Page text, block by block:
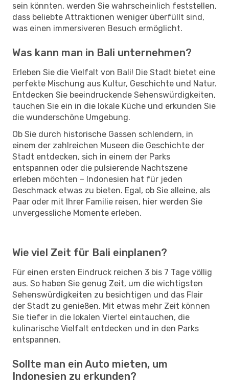
sein könnten, werden Sie wahrscheinlich feststellen,
dass beliebte Attraktionen weniger überfüllt sind,
was einen immersiveren Besuch ermöglicht.
Was kann man in Bali unternehmen?
Erleben Sie die Vielfalt von Bali! Die Stadt bietet eine
perfekte Mischung aus Kultur, Geschichte und Natur.
Entdecken Sie beeindruckende Sehenswürdigkeiten,
tauchen Sie ein in die lokale Küche und erkunden Sie
die wunderschöne Umgebung.
Ob Sie durch historische Gassen schlendern, in
einem der zahlreichen Museen die Geschichte der
Stadt entdecken, sich in einem der Parks
entspannen oder die pulsierende Nachtszene
erleben möchten – Indonesien hat für jeden
Geschmack etwas zu bieten. Egal, ob Sie alleine, als
Paar oder mit Ihrer Familie reisen, hier werden Sie
unvergessliche Momente erleben.
Wie viel Zeit für Bali einplanen?
Für einen ersten Eindruck reichen 3 bis 7 Tage völlig
aus. So haben Sie genug Zeit, um die wichtigsten
Sehenswürdigkeiten zu besichtigen und das Flair
der Stadt zu genießen. Mit etwas mehr Zeit können
Sie tiefer in die lokalen Viertel eintauchen, die
kulinarische Vielfalt entdecken und in den Parks
entspannen.
Sollte man ein Auto mieten, um
Indonesien zu erkunden?